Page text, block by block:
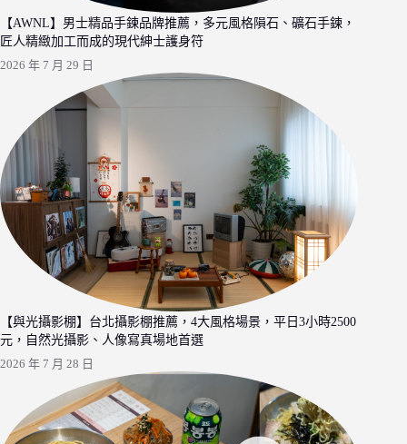
【AWNL】男士精品手鍊品牌推薦，多元風格隕石、礦石手鍊，
匠人精緻加工而成的現代紳士護身符
2026 年 7 月 29 日
【與光攝影棚】台北攝影棚推薦，4大風格場景，平日3小時2500
元，自然光攝影、人像寫真場地首選
2026 年 7 月 28 日